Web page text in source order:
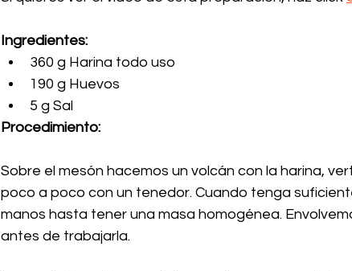
Ingredientes:
360 g Harina todo uso
190 g Huevos
5 g Sal
Procedimiento:
Sobre el mesón hacemos un volcán con la harina,
poco a poco con un tenedor. Cuando tenga
manos hasta tener una masa homogénea.
antes de trabajarla.